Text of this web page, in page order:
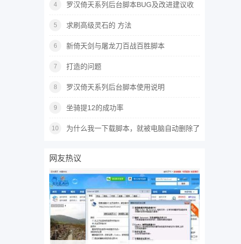
4
罗汉倚天系列后台脚本BUG及改进建议收
5 求刷高级灵石的 方法
6 新倚天剑与屠龙刀百战百胜脚本
7 打造的问题
8 罗汉倚天系列后台脚本使用说明
9 坐骑提12的成功率
10
为什么我一下载脚本，就被电脑自动删除了
网友热议